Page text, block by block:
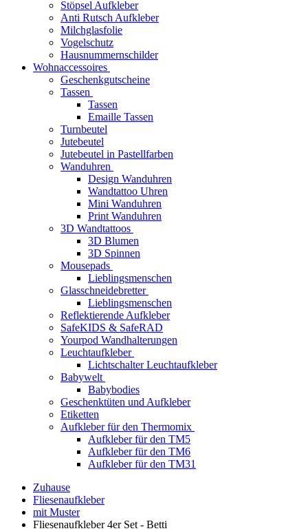
Stöpsel Aufkleber
Anti Rutsch Aufkleber
Milchglasfolie
Vogelschutz
Hausnummernschilder
Wohnaccessoires
Geschenkgutscheine
Tassen
Tassen
Emaille Tassen
Turnbeutel
Jutebeutel
Jutebeutel in Pastellfarben
Wanduhren
Design Wanduhren
Wandtattoo Uhren
Mini Wanduhren
Print Wanduhren
3D Wandtattoos
3D Blumen
3D Spinnen
Mousepads
Lieblingsmenschen
Glasschneidebretter
Lieblingsmenschen
Reflektierende Aufkleber
SafeKIDS & SafeRAD
Yourpod Wandhalterungen
Leuchtaufkleber
Lichtschalter Leuchtaufkleber
Babywelt
Babybodies
Geschenktüten und Aufkleber
Etiketten
Aufkleber für den Thermomix
Aufkleber für den TM5
Aufkleber für den TM6
Aufkleber für den TM31
Zuhause
Fliesenaufkleber
mit Muster
Fliesenaufkleber 4er Set - Betti